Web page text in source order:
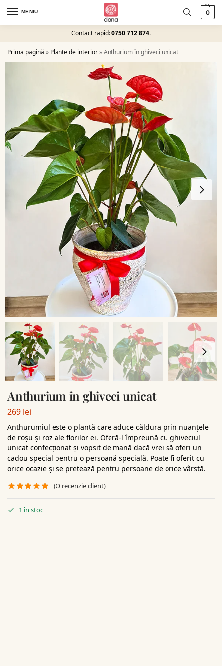
MENIU 0
Contact rapid:0750 712 874.
Prima pagină » Plante de interior»Anthurium în ghiveci unicat
Anthurium în ghiveci unicat
269 lei
Anthurumiul este o plantă care aduce căldura prin nuanțele
de roșu și roz ale florilor ei. Oferă-l împreună cu ghiveciul
unicat confecționat și vopsit de mană dacă vrei să oferi un
cadou special pentru o persoană specială. Poate fi oferit cu
orice ocazie și se pretează pentru persoane de orice vârstă.
(O recenzie client)
1 în stoc